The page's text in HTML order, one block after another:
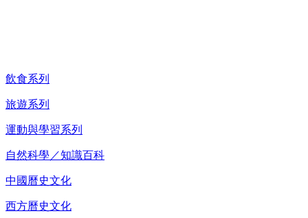
飲食系列
旅遊系列
運動與學習系列
自然科學／知識百科
中國曆史文化
西方曆史文化